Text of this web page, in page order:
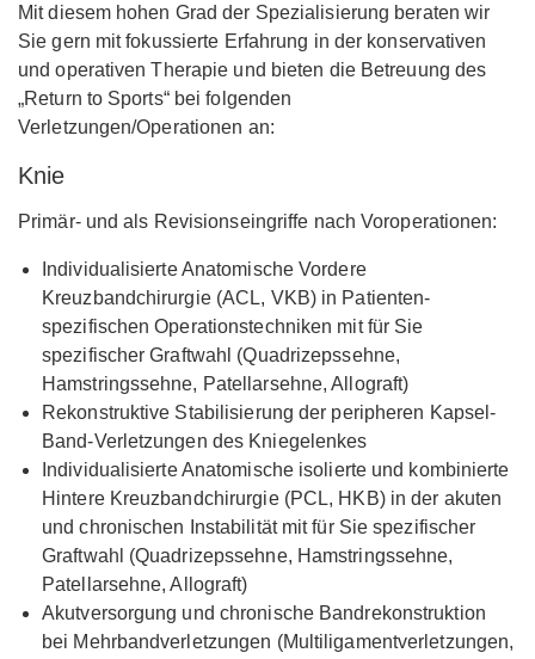
Mit diesem hohen Grad der Spezialisierung beraten wir
Sie gern mit fokussierte Erfahrung in der konservativen
und operativen Therapie und bieten die Betreuung des
„Return to Sports“ bei folgenden
Verletzungen/Operationen an:
Knie
Primär- und als Revisionseingriffe nach Voroperationen:
Individualisierte Anatomische Vordere
Kreuzbandchirurgie (ACL, VKB) in Patienten-
spezifischen Operationstechniken mit für Sie
spezifischer Graftwahl (Quadrizepssehne,
Hamstringssehne, Patellarsehne, Allograft)
Rekonstruktive Stabilisierung der peripheren Kapsel-
Band-Verletzungen des Kniegelenkes
Individualisierte Anatomische isolierte und kombinierte
Hintere Kreuzbandchirurgie (PCL, HKB) in der akuten
und chronischen Instabilität mit für Sie spezifischer
Graftwahl (Quadrizepssehne, Hamstringssehne,
Patellarsehne, Allograft)
Akutversorgung und chronische Bandrekonstruktion
bei Mehrbandverletzungen (Multiligamentverletzungen,